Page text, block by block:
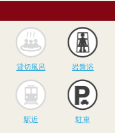
天風呂 貸切風呂
貸切風呂 岩盤浴
ウナ
駅近 駐車